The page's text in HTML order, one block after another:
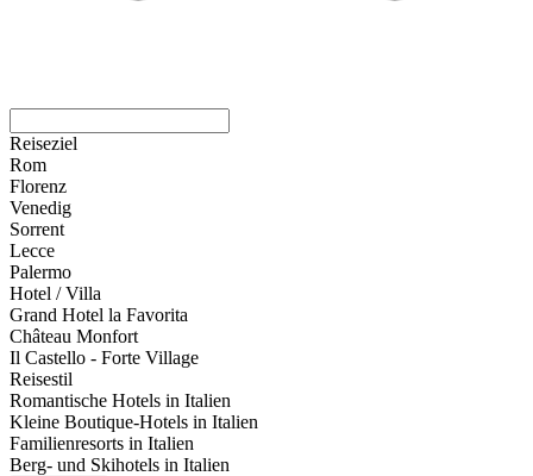
Reiseziel
Rom
Florenz
Venedig
Sorrent
Lecce
Palermo
Hotel / Villa
Grand Hotel la Favorita
Château Monfort
Il Castello - Forte Village
Reisestil
Romantische Hotels in Italien
Kleine Boutique-Hotels in Italien
Familienresorts in Italien
Berg- und Skihotels in Italien